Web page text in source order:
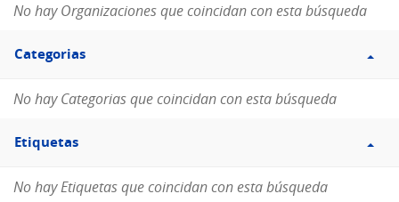
No hay Organizaciones que coincidan con esta búsqueda
Filtro
Categorias
Categorias
No hay Categorias que coincidan con esta búsqueda
Filtro
Etiquetas
Etiquetas
No hay Etiquetas que coincidan con esta búsqueda